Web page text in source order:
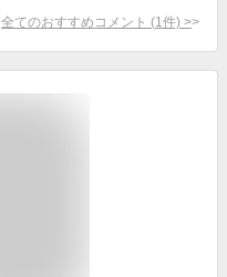
全てのおすすめコメント (1 件) >